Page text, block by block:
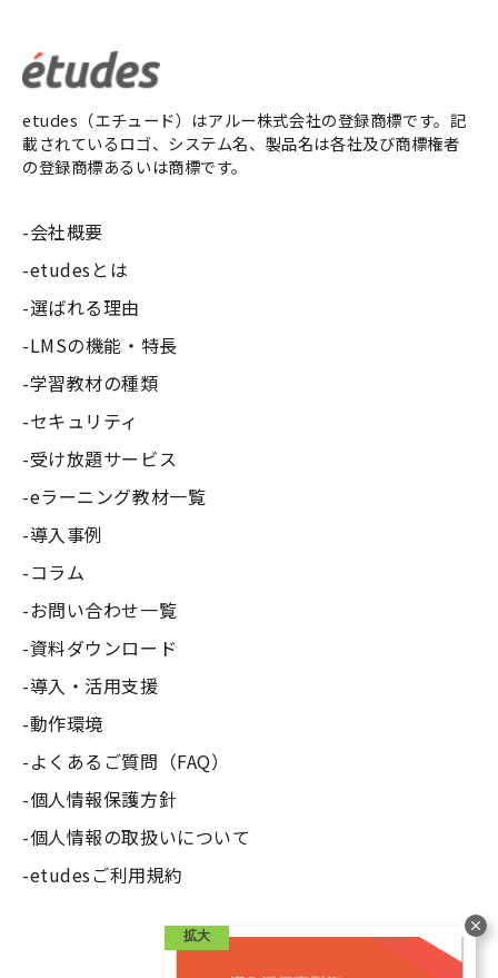
etudes（エチュード）はアルー株式会社の登録商標です。記
載されているロゴ、システム名、製品名は各社及び商標権者
の登録商標あるいは商標です。
会社概要
etudesとは
選ばれる理由
LMSの機能・特長
学習教材の種類
セキュリティ
受け放題サービス
eラーニング教材一覧
導入事例
コラム
お問い合わせ一覧
資料ダウンロード
導入・活用支援
動作環境
よくあるご質問（FAQ）
個人情報保護方針
個人情報の取扱いについて
etudesご利用規約
拡大